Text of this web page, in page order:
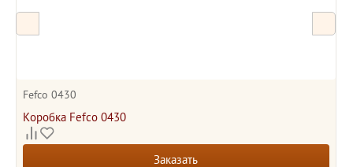
Fefco 0430
Коробка Fefco 0430
Заказать